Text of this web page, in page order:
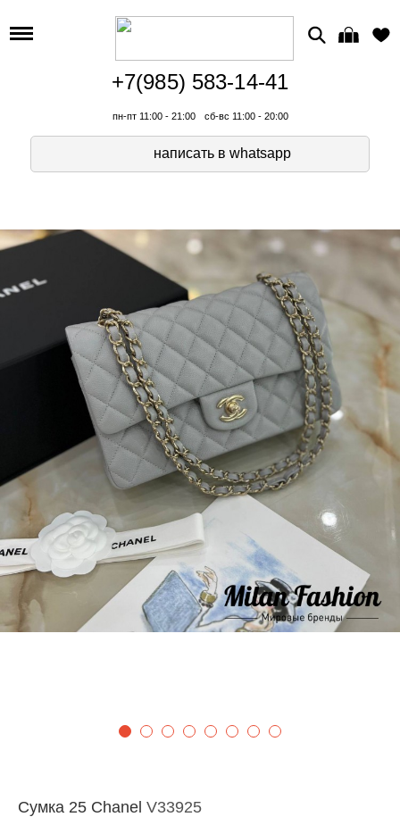
+7(985) 583-14-41
пн-пт 11:00 - 21:00 сб-вс 11:00 - 20:00
написать в whatsapp
Сумка 25 Chanel V33925